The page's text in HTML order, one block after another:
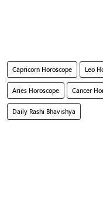
Capricorn Horoscope Leo
Aries Horoscope
Cancer
Daily Rashi Bhavishya